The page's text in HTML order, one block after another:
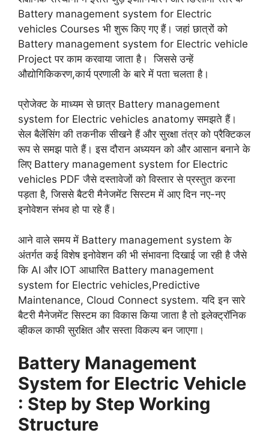
Battery management system for Electric
vehicles Courses भी शुरू किए गए हैं। जहां छात्रों को
Battery management system for Electric vehicle
Project पर काम करवाया जाता है। जिससे उन्हें
औद्योगिकिकरण,कार्य प्रणाली के बारे में पता चलता है।
प्रोजेक्ट के माध्यम से छात्र Battery management
system for Electric vehicles anatomy समझते हैं।
सेल बैलेंसिंग की तकनीक सीखने हैं और सुरक्षा तंत्र को प्रैक्टिकल
रूप से समझ पाते हैं। इस दौरान अध्ययन को और आसान बनाने के
लिए Battery management system for Electric
vehicles PDF जैसे दस्तावेजों को विस्तार से प्रस्तुत करना
पड़ता है, जिससे बैटरी मैनेजमेंट सिस्टम में आए दिन नए-नए
इनोवेशन संभव हो पा रहे हैं।
आने वाले समय में Battery management system के
अंतर्गत कई विशेष इनोवेशन की भी संभावना दिखाई जा रही है जैसे
कि AI और IOT आधारित Battery management
system for Electric vehicles,Predictive
Maintenance, Cloud Connect system. यदि इन सारे
बैटरी मैनेजमेंट सिस्टम का विकास किया जाता है तो इलेक्ट्रॉनिक
व्हीकल काफी सुरक्षित और सस्ता विकल्प बन जाएगा।
Battery Management
System for Electric Vehicle
: Step by Step Working
Structure